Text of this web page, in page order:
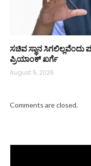
ಸಚಿವ ಸ್ಥಾನ ಸಿಗಲಿಲ್ಲವೆಂದು
ಪ್ರಿಯಾಂಕ್ ಖರ್ಗೆ
August 5, 2026
Comments are closed.